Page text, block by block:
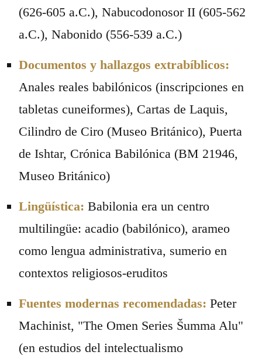
(626-605 a.C.), Nabucodonosor II (605-562
a.C.), Nabonido (556-539 a.C.)
Documentos y hallazgos extrabíblicos:
Anales reales babilónicos (inscripciones en
tabletas cuneiformes), Cartas de Laquis,
Cilindro de Ciro (Museo Británico), Puerta
de Ishtar, Crónica Babilónica (BM 21946,
Museo Británico)
Lingüística: Babilonia era un centro
multilingüe: acadio (babilónico), arameo
como lengua administrativa, sumerio en
contextos religiosos-eruditos
Fuentes modernas recomendadas: Peter
Machinist, "The Omen Series Šumma Alu"
(en estudios del intelectualismo